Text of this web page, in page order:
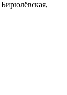
Бирюлёвская,